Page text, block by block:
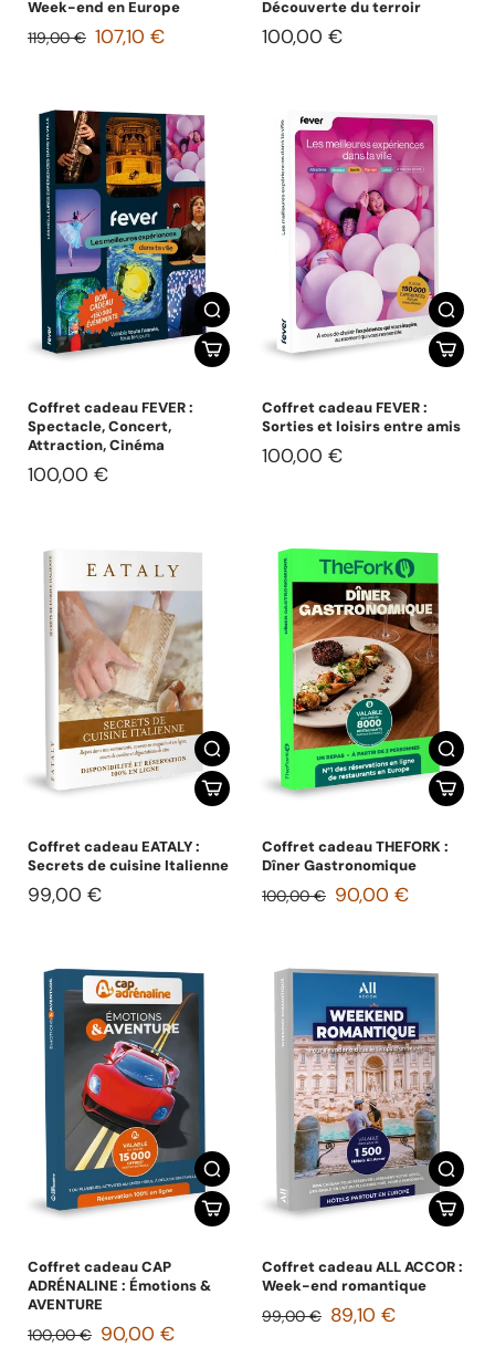
Week-end en Europe
119,00 € 107,10 €
Découverte du terroir
100,00 €
Coffret cadeau FEVER :
Spectacle, Concert,
Attraction, Cinéma
100,00 €
Coffret cadeau FEVER :
Sorties et loisirs entre amis
100,00 €
Coffret cadeau EATALY :
Secrets de cuisine Italienne
99,00 €
Coffret cadeau THEFORK :
Dîner Gastronomique
100,00 € 90,00 €
Coffret cadeau CAP
ADRÉNALINE : Émotions &
AVENTURE
100,00 € 90,00 €
Coffret cadeau ALL ACCOR :
Week-end romantique
99,00 € 89,10 €